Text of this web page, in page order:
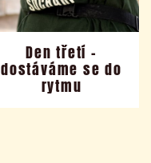
Den třetí –
dostáváme se do
rytmu